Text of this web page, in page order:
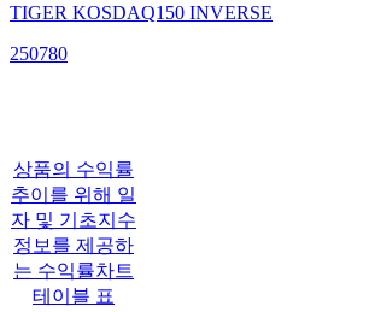
TIGER KOSDAQ150 INVERSE
250780
상품의 수익률
추이를 위해 일
자 및 기초지수
정보를 제공하
는 수익률차트
테이블 표